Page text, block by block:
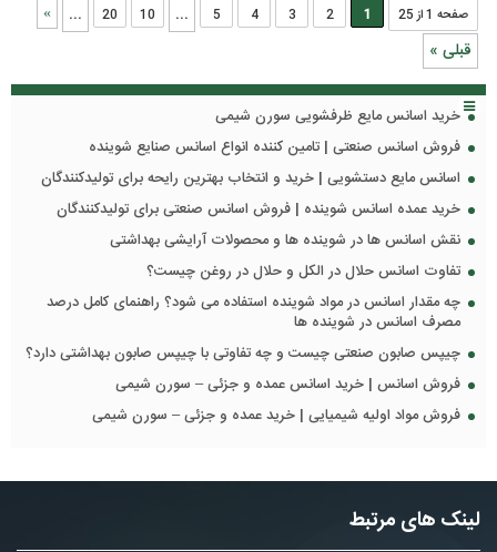
صفحه 1 از 25 1
2
3
4
5
...
10
20
...
»
قبلی »
خرید اسانس مایع ظرفشویی سورن شیمی
فروش اسانس صنعتی | تامین کننده انواع اسانس صنایع شوینده
اسانس مایع دستشویی | خرید و انتخاب بهترین رایحه برای تولیدکنندگان
خرید عمده اسانس شوینده | فروش اسانس صنعتی برای تولیدکنندگان
نقش اسانس ها در شوینده ها و محصولات آرایشی بهداشتی
تفاوت اسانس حلال در الکل و حلال در روغن چیست؟
چه مقدار اسانس در مواد شوینده استفاده می شود؟ راهنمای کامل درصد
مصرف اسانس در شوینده ها
چیپس صابون صنعتی چیست و چه تفاوتی با چیپس صابون بهداشتی دارد؟
فروش اسانس | خرید اسانس عمده و جزئی – سورن شیمی
فروش مواد اولیه شیمیایی | خرید عمده و جزئی – سورن شیمی
لینک های مرتبط